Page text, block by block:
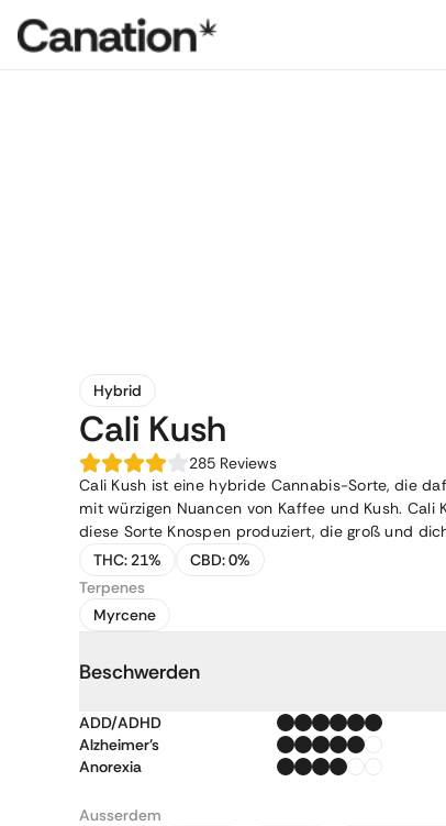
Hybrid
Cali Kush
285 Reviews
Cali Kush ist eine hybride Cannabis-Sorte, die
mit würzigen Nuancen von Kaffee und Kush.
diese Sorte Knospen produziert, die groß und
THC:21% CBD:0%
Terpenes
Myrcene
Beschwerden
ADD/ADHD
Alzheimer's
Anorexia
Ausserdem